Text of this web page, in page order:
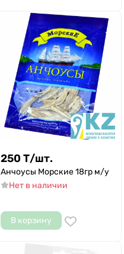
250 Т/шт.
Анчоусы Морские 18гр м/у
Нет в наличии
В корзину